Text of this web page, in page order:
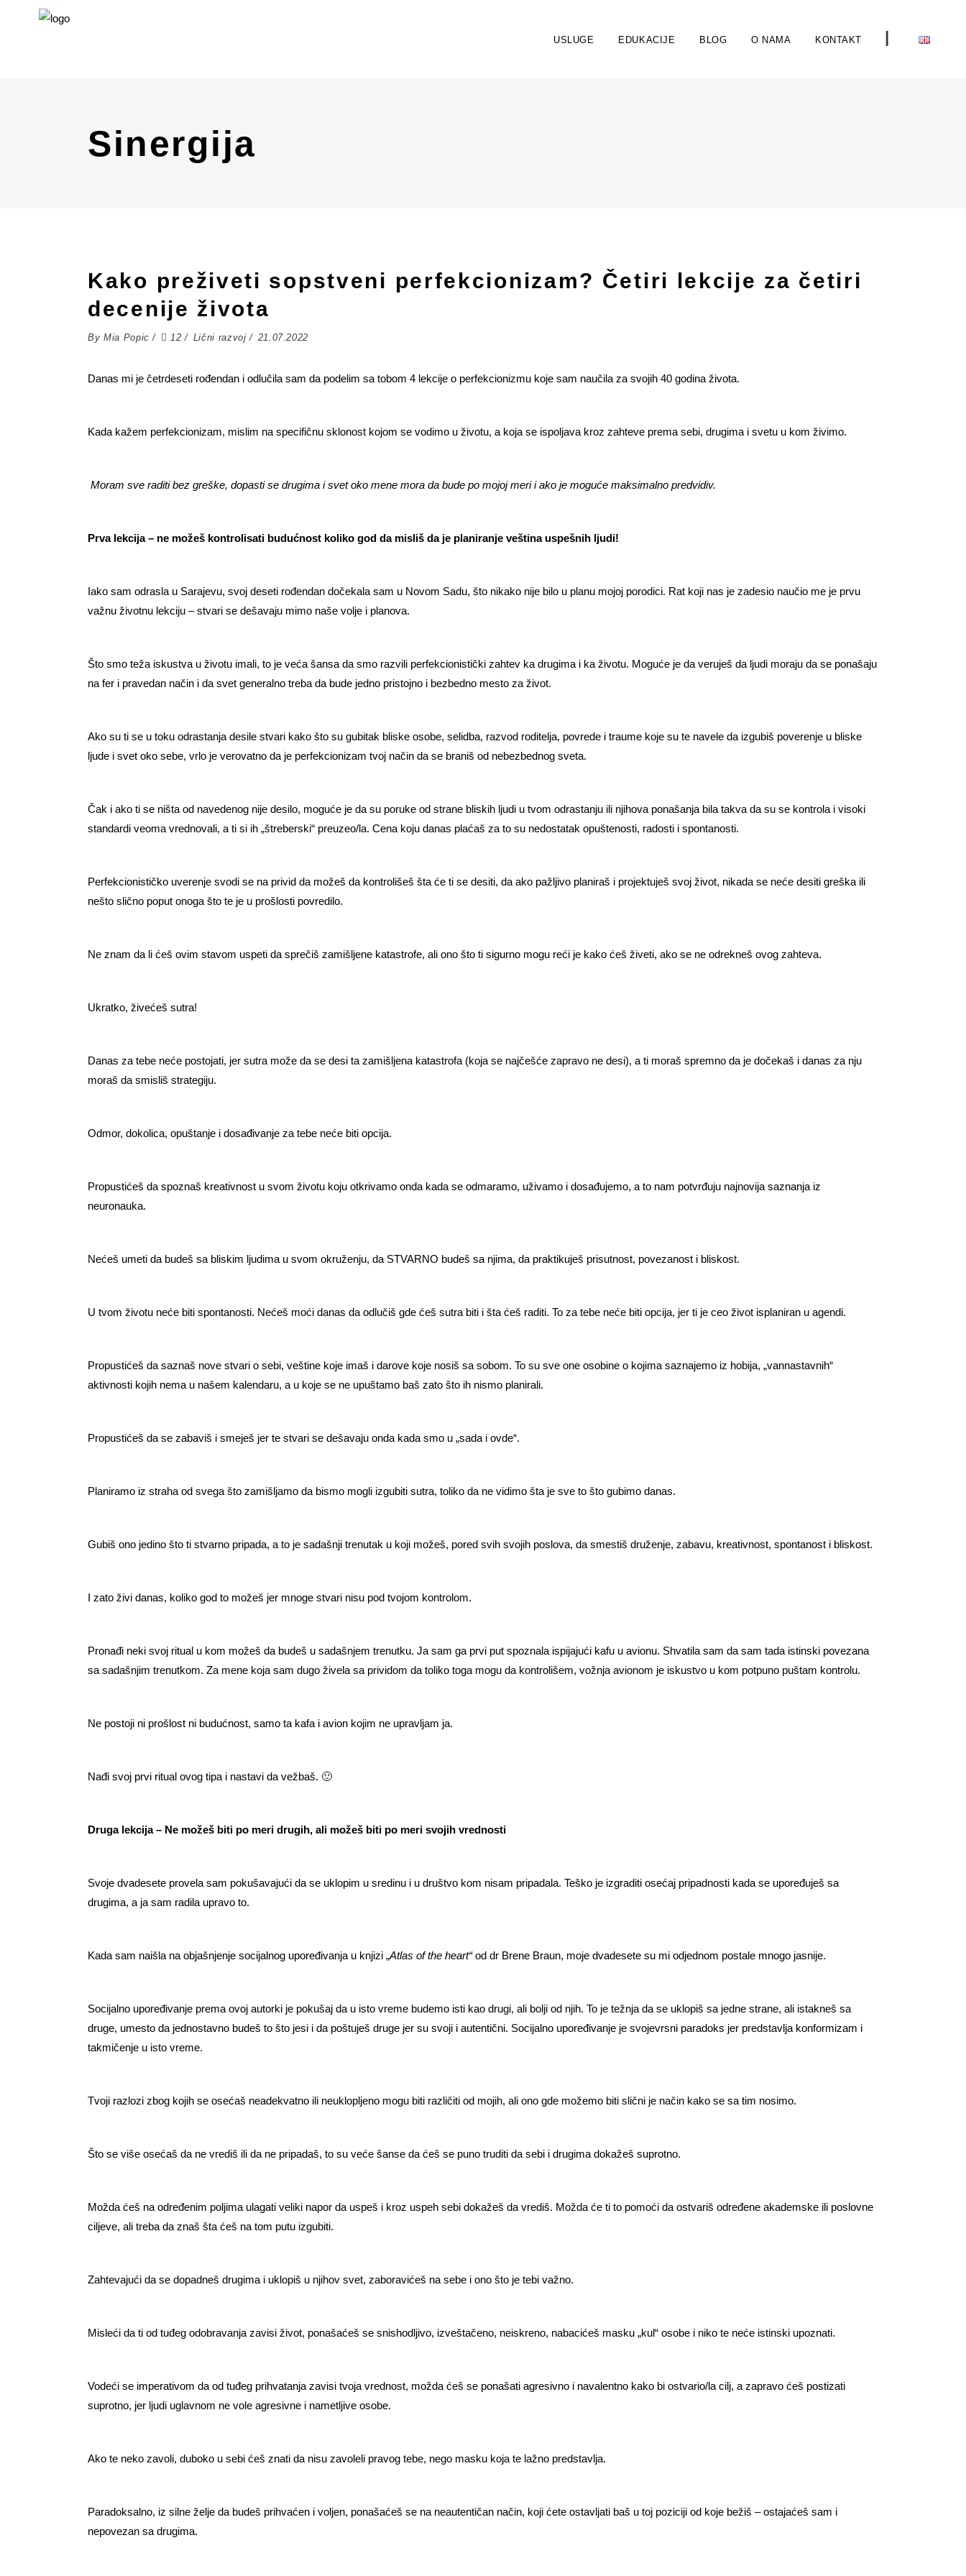
USLUGE EDUKACIJE BLOG O NAMA KONTAKT I
Sinergija
Kako preživeti sopstveni perfekcionizam? Četiri lekcije za četiri
decenije života
By Mia Popic 12 Lični razvoj 21.07.2022
Danas mi je četrdeseti rođendan i odlučila sam da podelim sa tobom 4 lekcije o perfekcionizmu koje sam naučila za svojih 40 godina života.
Kada kažem perfekcionizam, mislim na specifičnu sklonost kojom se vodimo u životu, a koja se ispoljava kroz zahteve prema sebi, drugima i svetu u kom živimo.
Moram sve raditi bez greške, dopasti se drugima i svet oko mene mora da bude po mojoj meri i ako je moguće maksimalno predvidiv.
Prva lekcija – ne možeš kontrolisati budućnost koliko god da misliš da je planiranje veština uspešnih ljudi!
Iako sam odrasla u Sarajevu, svoj deseti rođendan dočekala sam u Novom Sadu, što nikako nije bilo u planu mojoj porodici. Rat koji nas je zadesio naučio me je prvu
važnu životnu lekciju – stvari se dešavaju mimo naše volje i planova.
Što smo teža iskustva u životu imali, to je veća šansa da smo razvili perfekcionistički zahtev ka drugima i ka životu. Moguće je da veruješ da ljudi moraju da se ponašaju
na fer i pravedan način i da svet generalno treba da bude jedno pristojno i bezbedno mesto za život.
Ako su ti se u toku odrastanja desile stvari kako što su gubitak bliske osobe, selidba, razvod roditelja, povrede i traume koje su te navele da izgubiš poverenje u bliske
ljude i svet oko sebe, vrlo je verovatno da je perfekcionizam tvoj način da se braniš od nebezbednog sveta.
Čak i ako ti se ništa od navedenog nije desilo, moguće je da su poruke od strane bliskih ljudi u tvom odrastanju ili njihova ponašanja bila takva da su se kontrola i visoki
standardi veoma vrednovali, a ti si ih „štreberski“ preuzeo/la. Cena koju danas plaćaš za to su nedostatak opuštenosti, radosti i spontanosti.
Perfekcionističko uverenje svodi se na privid da možeš da kontrolišeš šta će ti se desiti, da ako pažljivo planiraš i projektuješ svoj život, nikada se neće desiti greška ili
nešto slično poput onoga što te je u prošlosti povredilo.
Ne znam da li ćeš ovim stavom uspeti da sprečiš zamišljene katastrofe, ali ono što ti sigurno mogu reći je kako ćeš živeti, ako se ne odrekneš ovog zahteva.
Ukratko, živećeš sutra!
Danas za tebe neće postojati, jer sutra može da se desi ta zamišljena katastrofa (koja se najčešće zapravo ne desi), a ti moraš spremno da je dočekaš i danas za nju
moraš da smisliš strategiju.
Odmor, dokolica, opuštanje i dosađivanje za tebe neće biti opcija.
Propustićeš da spoznaš kreativnost u svom životu koju otkrivamo onda kada se odmaramo, uživamo i dosađujemo, a to nam potvrđuju najnovija saznanja iz
neuronauka.
Nećeš umeti da budeš sa bliskim ljudima u svom okruženju, da STVARNO budeš sa njima, da praktikuješ prisutnost, povezanost i bliskost.
U tvom životu neće biti spontanosti. Nećeš moći danas da odlučiš gde ćeš sutra biti i šta ćeš raditi. To za tebe neće biti opcija, jer ti je ceo život isplaniran u agendi.
Propustićeš da saznaš nove stvari o sebi, veštine koje imaš i darove koje nosiš sa sobom. To su sve one osobine o kojima saznajemo iz hobija, „vannastavnih“
aktivnosti kojih nema u našem kalendaru, a u koje se ne upuštamo baš zato što ih nismo planirali.
Propustićeš da se zabaviš i smeješ jer te stvari se dešavaju onda kada smo u „sada i ovde“.
Planiramo iz straha od svega što zamišljamo da bismo mogli izgubiti sutra, toliko da ne vidimo šta je sve to što gubimo danas.
Gubiš ono jedino što ti stvarno pripada, a to je sadašnji trenutak u koji možeš, pored svih svojih poslova, da smestiš druženje, zabavu, kreativnost, spontanost i bliskost.
I zato živi danas, koliko god to možeš jer mnoge stvari nisu pod tvojom kontrolom.
Pronađi neki svoj ritual u kom možeš da budeš u sadašnjem trenutku. Ja sam ga prvi put spoznala ispijajući kafu u avionu. Shvatila sam da sam tada istinski povezana
sa sadašnjim trenutkom. Za mene koja sam dugo živela sa prividom da toliko toga mogu da kontrolišem, vožnja avionom je iskustvo u kom potpuno puštam kontrolu.
Ne postoji ni prošlost ni budućnost, samo ta kafa i avion kojim ne upravljam ja.
Nađi svoj prvi ritual ovog tipa i nastavi da vežbaš. 🙂
Druga lekcija – Ne možeš biti po meri drugih, ali možeš biti po meri svojih vrednosti
Svoje dvadesete provela sam pokušavajući da se uklopim u sredinu i u društvo kom nisam pripadala. Teško je izgraditi osećaj pripadnosti kada se upoređuješ sa
drugima, a ja sam radila upravo to.
Kada sam naišla na objašnjenje socijalnog upoređivanja u knjizi „Atlas of the heart“od dr Brene Braun, moje dvadesete su mi odjednom postale mnogo jasnije.
Socijalno upoređivanje prema ovoj autorki je pokušaj da u isto vreme budemo isti kao drugi, ali bolji od njih. To je težnja da se uklopiš sa jedne strane, ali istakneš sa
druge, umesto da jednostavno budeš to što jesi i da poštuješ druge jer su svoji i autentični. Socijalno upoređivanje je svojevrsni paradoks jer predstavlja konformizam i
takmičenje u isto vreme.
Tvoji razlozi zbog kojih se osećaš neadekvatno ili neuklopljeno mogu biti različiti od mojih, ali ono gde možemo biti slični je način kako se sa tim nosimo.
Što se više osećaš da ne vrediš ili da ne pripadaš, to su veće šanse da ćeš se puno truditi da sebi i drugima dokažeš suprotno.
Možda ćeš na određenim poljima ulagati veliki napor da uspeš i kroz uspeh sebi dokažeš da vrediš. Možda će ti to pomoći da ostvariš određene akademske ili poslovne
ciljeve, ali treba da znaš šta ćeš na tom putu izgubiti.
Zahtevajući da se dopadneš drugima i uklopiš u njihov svet, zaboravićeš na sebe i ono što je tebi važno.
Misleći da ti od tuđeg odobravanja zavisi život, ponašaćeš se snishodljivo, izveštačeno, neiskreno, nabacićeš masku „kul“ osobe i niko te neće istinski upoznati.
Vodeći se imperativom da od tuđeg prihvatanja zavisi tvoja vrednost, možda ćeš se ponašati agresivno i navalentno kako bi ostvario/la cilj, a zapravo ćeš postizati
suprotno, jer ljudi uglavnom ne vole agresivne i nametljive osobe.
Ako te neko zavoli, duboko u sebi ćeš znati da nisu zavoleli pravog tebe, nego masku koja te lažno predstavlja.
Paradoksalno, iz silne želje da budeš prihvaćen i voljen, ponašaćeš se na neautentičan način, koji ćete ostavljati baš u toj poziciji od koje bežiš – ostajaćeš sam i
nepovezan sa drugima.